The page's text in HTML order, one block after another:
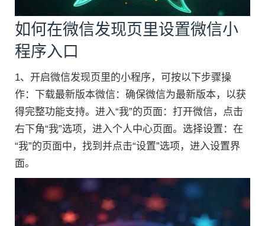
如何在微信发现页里设置微信小
程序入口
1、开启微信发现页里的小程序，可按以下步骤操
作：下载最新版本微信：确保微信为最新版本，以获
得完整功能支持。进入“我”的页面：打开微信，点击
右下角“我”选项，进入个人中心页面。选择设置：在
“我”的页面中，找到并点击“设置”选项，进入设置界
面。